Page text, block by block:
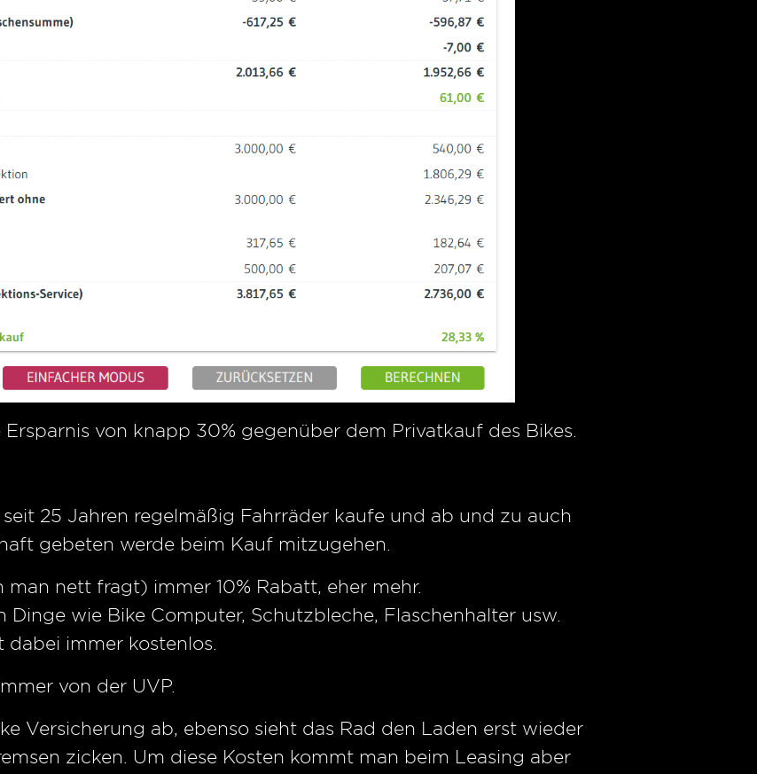
von knapp 30% gegenüber dem Privatkauf des Bikes.
25 Jahren regelmäßig Fahrräder kaufe und ab und zu auch
gebeten werde beim Kauf mitzugehen.
nett fragt) immer 10% Rabatt, eher mehr.
wie Bike Computer, Schutzbleche, Flaschenhalter usw.
dabei immer kostenlos.
von der UVP.
Versicherung ab, ebenso sieht das Rad den Laden erst wieder
zicken. Um diese Kosten kommt man beim Leasing aber